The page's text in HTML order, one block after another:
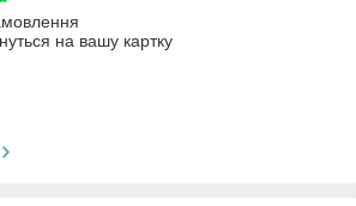
на вашу картку